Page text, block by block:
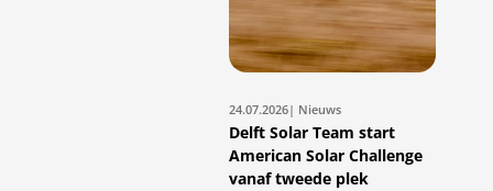
24.07.2026| Nieuws
Delft Solar Team start
American Solar Challenge
vanaf tweede plek